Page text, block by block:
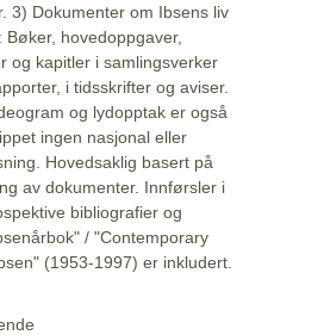
3) Dokumenter om Ibsens liv
hovedoppgaver,
og kapitler i samlingsverker
i tidsskrifter og aviser.
og lydopptak er også
ingen nasjonal eller
Hovedsaklig basert på
av dokumenter. Innførsler i
bibliografier og
/ "Contemporary
(1953-1997) er inkludert.